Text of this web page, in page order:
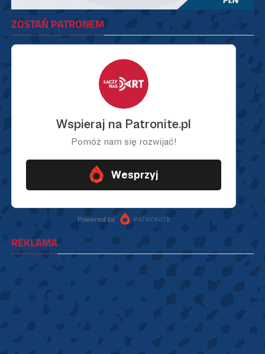
ZOSTAŃ PATRONEM
REKLAMA